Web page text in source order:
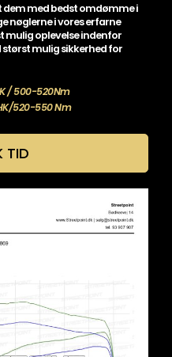
dem med bedst omdømme i
nøglerne i vores erfarne
mulig oplevelse indenfor
mulig sikkerhed for
/ 500-520Nm
520-550 Nm
TID